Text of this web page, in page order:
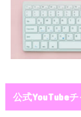
公式YouTube